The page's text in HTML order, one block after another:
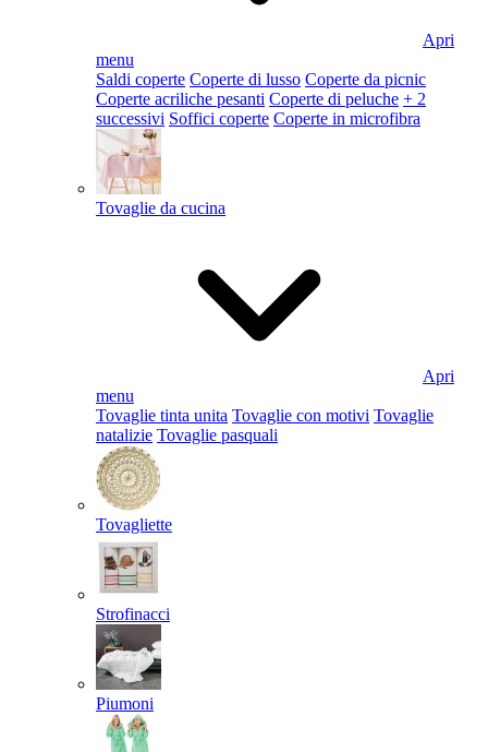
Apri
menu
Saldi coperte Coperte di lusso Coperte da picnic
Coperte acriliche pesanti Coperte di peluche + 2
successivi Soffici coperte Coperte in microfibra
Tovaglie da cucina
Apri
menu
Tovaglie tinta unita Tovaglie con motivi Tovaglie
natalizie Tovaglie pasquali
Tovagliette
Strofinacci
Piumoni